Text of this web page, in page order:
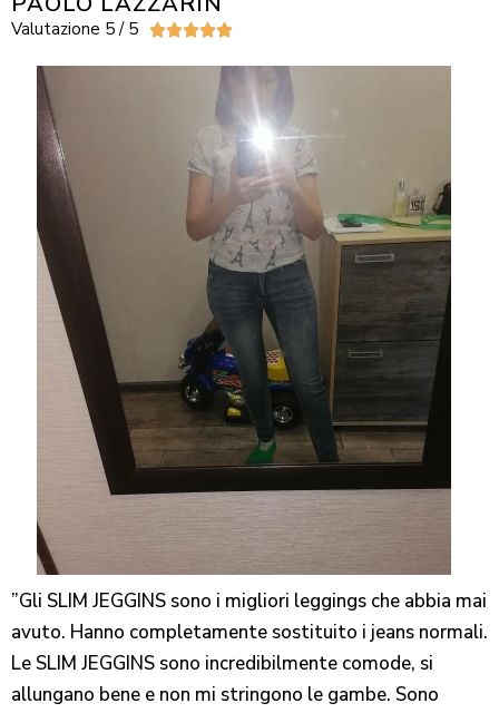
Valutazione 5 / 5 
”Gli SLIM JEGGINS sono i migliori leggings che abbia mai
avuto. Hanno completamente sostituito i jeans normali.
Le SLIM JEGGINS sono incredibilmente comode, si
allungano bene e non mi stringono le gambe. Sono